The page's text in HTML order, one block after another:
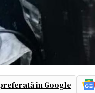
în Google